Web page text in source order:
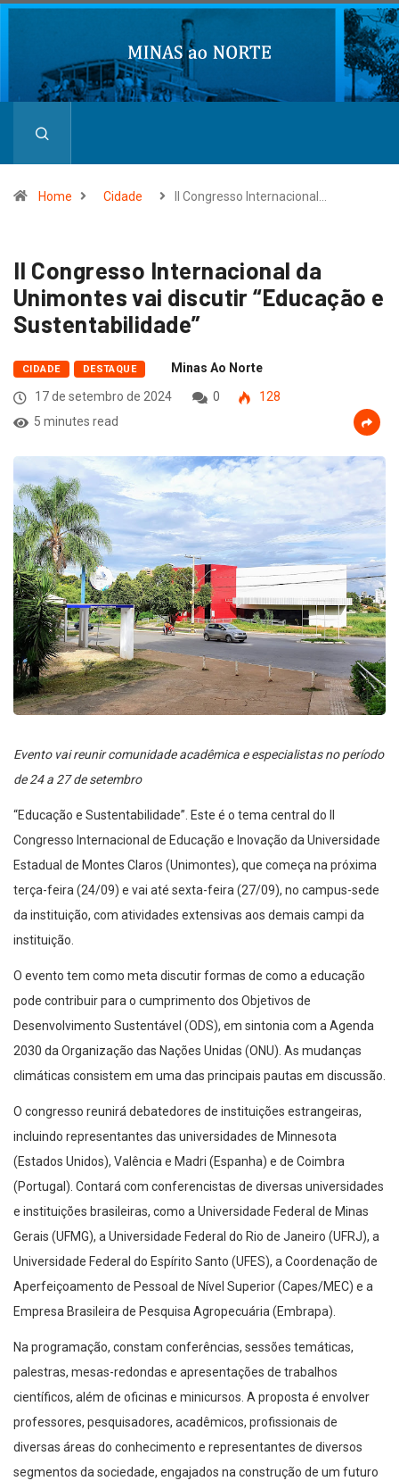
Home Cidade II Congresso Internacional…
II Congresso Internacional da
Unimontes vai discutir “Educação e
Sustentabilidade”
CIDADE DESTAQUE
Minas Ao Norte
17 de setembro de 2024
0
128
5 minutes read
Evento vai reunir comunidade acadêmica e especialistas no período
de 24 a 27 de setembro
“Educação e Sustentabilidade”. Este é o tema central do II
Congresso Internacional de Educação e Inovação da Universidade
Estadual de Montes Claros (Unimontes), que começa na próxima
terça-feira (24/09) e vai até sexta-feira (27/09), no campus-sede
da instituição, com atividades extensivas aos demais campi da
instituição.
O evento tem como meta discutir formas de como a educação
pode contribuir para o cumprimento dos Objetivos de
Desenvolvimento Sustentável (ODS), em sintonia com a Agenda
2030 da Organização das Nações Unidas (ONU). As mudanças
climáticas consistem em uma das principais pautas em discussão.
O congresso reunirá debatedores de instituições estrangeiras,
incluindo representantes das universidades de Minnesota
(Estados Unidos), Valência e Madri (Espanha) e de Coimbra
(Portugal). Contará com conferencistas de diversas universidades
e instituições brasileiras, como a Universidade Federal de Minas
Gerais (UFMG), a Universidade Federal do Rio de Janeiro (UFRJ), a
Universidade Federal do Espírito Santo (UFES), a Coordenação de
Aperfeiçoamento de Pessoal de Nível Superior (Capes/MEC) e a
Empresa Brasileira de Pesquisa Agropecuária (Embrapa).
Na programação, constam conferências, sessões temáticas,
palestras, mesas-redondas e apresentações de trabalhos
científicos, além de oficinas e minicursos. A proposta é envolver
professores, pesquisadores, acadêmicos, profissionais de
diversas áreas do conhecimento e representantes de diversos
segmentos da sociedade, engajados na construção de um futuro